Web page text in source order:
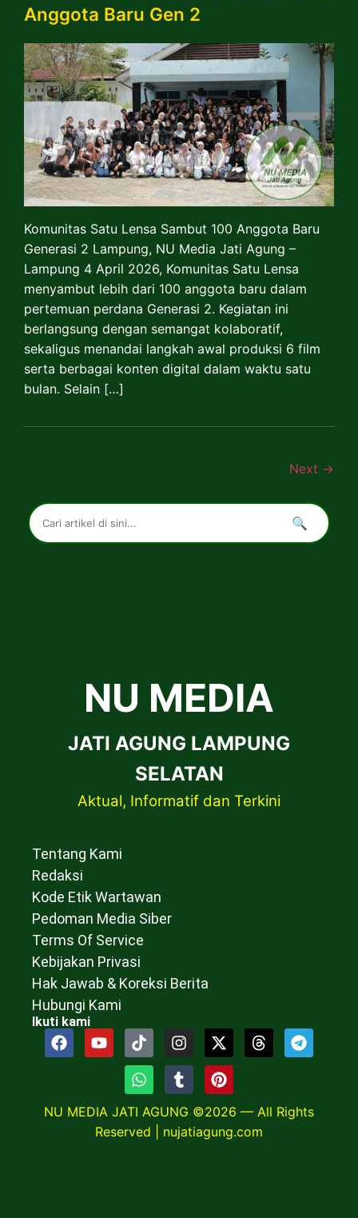
Anggota Baru Gen 2
Komunitas Satu Lensa Sambut 100 Anggota Baru
Generasi 2 Lampung, NU Media Jati Agung –
Lampung 4 April 2026, Komunitas Satu Lensa
menyambut lebih dari 100 anggota baru dalam
pertemuan perdana Generasi 2. Kegiatan ini
berlangsung dengan semangat kolaboratif,
sekaligus menandai langkah awal produksi 6 film
serta berbagai konten digital dalam waktu satu
bulan. Selain […]
Next →
🔍
NU MEDIA
JATI AGUNG LAMPUNG
SELATAN
Aktual, Informatif dan Terkini
Tentang Kami
Redaksi
Kode Etik Wartawan
Pedoman Media Siber
Terms Of Service
Kebijakan Privasi
Hak Jawab & Koreksi Berita
Hubungi Kami
Ikuti kami
NU MEDIA JATI AGUNG ©2026 — All Rights
Reserved | nujatiagung.com